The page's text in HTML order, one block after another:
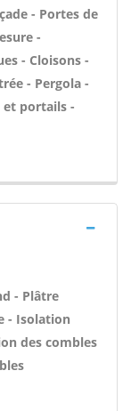
- Portes de
-
- Cloisons -
- Pergola -
portails -
- Plâtre
- Isolation
des combles